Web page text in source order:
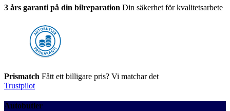
3 års garanti på din bilreparation Din säkerhet för kvalitetsarbete
Prismatch Fått ett billigare pris? Vi matchar det
Trustpilot
Autobutler